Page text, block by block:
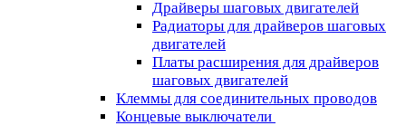
Драйверы шаговых двигателей
Радиаторы для драйверов шаговых
двигателей
Платы расширения для драйверов
шаговых двигателей
Клеммы для соединительных проводов
Концевые выключатели